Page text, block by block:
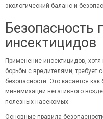
экологический баланс и
Безопасность
инсектицидов
Применение инсектицидов,
борьбы с вредителями, требует
безопасности. Это касается как
минимизации негативного
полезных насекомых.
Основные правила